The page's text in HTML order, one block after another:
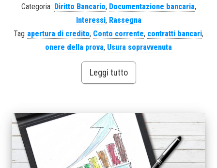
Categoria: Diritto Bancario, Documentazione bancaria,
Interessi, Rassegna
Tag apertura di credito, Conto corrente, contratti bancari,
onere della prova, Usura sopravvenuta
Leggi tutto